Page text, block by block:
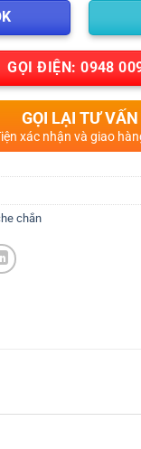
GỌI ĐIỆN: 0948
GỌI LẠI TƯ VẤN
xác nhận và giao
chắn